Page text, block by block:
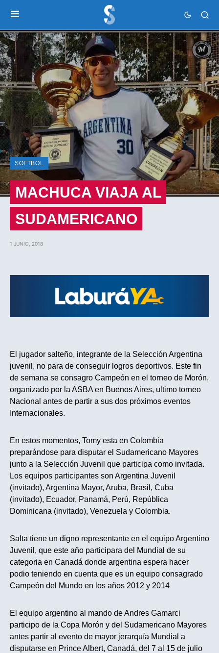
SOFTBOL
MACHUCA VIAJA AL
SUDAMERICANO
1 JUNIO, 2018
El jugador salteño, integrante de la Selección Argentina
juvenil, no para de conseguir logros deportivos. Este fin
de semana se consagro Campeón en el torneo de Morón,
organizado por la ASBA en Buenos Aires, ultimo torneo
Nacional antes de partir a sus dos próximos eventos
Internacionales.
En estos momentos, Tomy esta en Colombia
preparándose para disputar el Sudamericano Mayores
junto a la Selección Juvenil que participa como invitada.
Los equipos participantes son Argentina Juvenil
(invitado), Argentina Mayor, Aruba, Brasil, Cuba
(invitado), Ecuador, Panamá, Perú, República
Dominicana (invitado), Venezuela y Colombia.
Salta tiene un digno representante en el equipo Argentino
Juvenil, que este año participara del Mundial de su
categoria en Canadá donde argentina espera hacer
podio teniendo en cuenta que es un equipo consagrado
Campeón del Mundo en los años 2012 y 2014
El equipo argentino al mando de Andres Gamarci
participo de la Copa Morón y del Sudamericano Mayores
antes partir al evento de mayor jerarquía Mundial a
disputarse en Prince Albert, Canadá, del 7 al 15 de julio